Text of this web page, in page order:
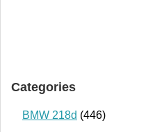
Categories
BMW 218d (446)